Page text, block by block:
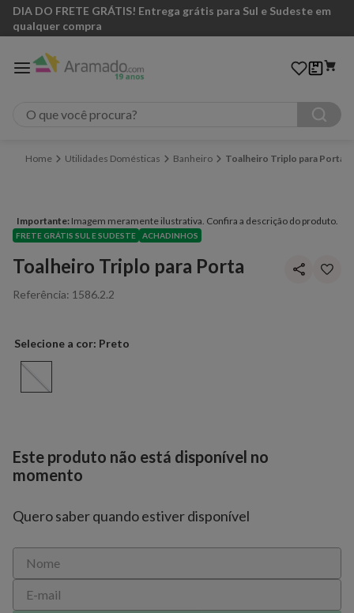
DIA DO FRETE GRÁTIS! Entrega grátis para Sul e Sudeste em
qualquer compra
O que você procura?
Utilidades Domésticas Banheiro Toalheiro Triplo para Porta
Importante:Imagem meramente ilustrativa. Confira a descrição do produto.
FRETE GRÁTIS SUL E SUDESTE ACHADINHOS
Toalheiro Triplo para Porta
Referência: 1586.2.2
Preto
Este produto não está disponível no
momento
Quero saber quando estiver disponível